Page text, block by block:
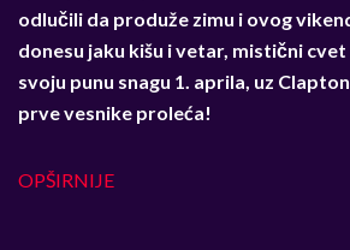
odlučili da produže zimu i ovog
donesu jaku kišu i vetar, mistični
svoju punu snagu 1. aprila, uz
prve vesnike proleća!
OPŠIRNIJE